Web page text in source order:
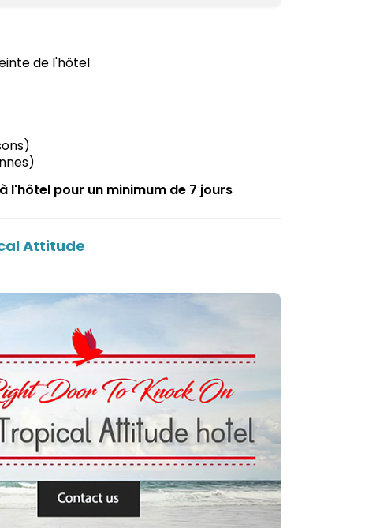
de l'hôtel
l'hôtel pour un minimum de 7 jours
Attitude